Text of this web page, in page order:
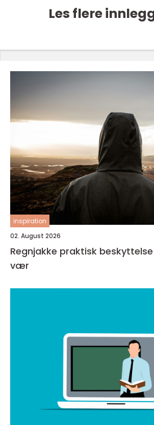
Les flere
inspiration
02. August 2026
Regnjakke praktisk beskyttelse i all slags
vær